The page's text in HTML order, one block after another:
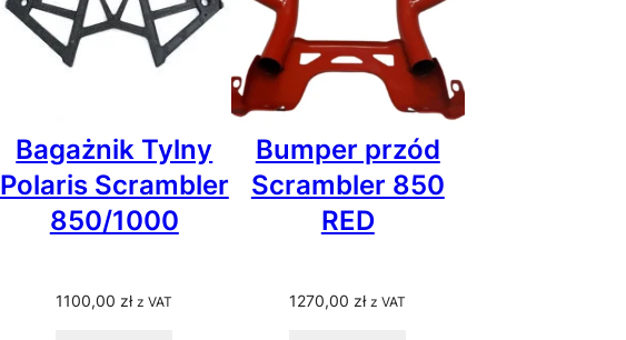
Bagażnik Tylny
Polaris Scrambler
850/1000
1100,00 zł z VAT
Bumper przód
Scrambler 850
RED
1270,00 zł z VAT